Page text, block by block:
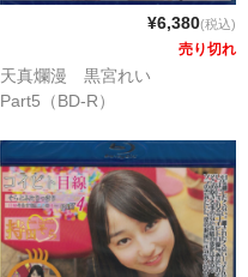
¥6,380(税込)
売り切れ
天真爛漫 黒宮れい
Part5（BD-R）